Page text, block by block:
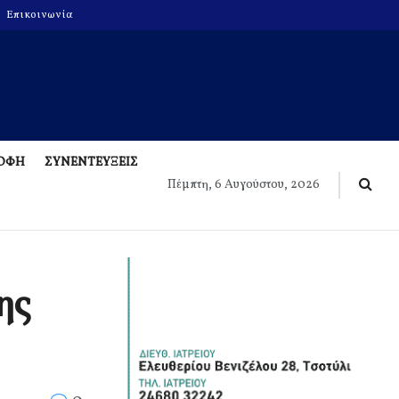
Επικοινωνία
ΣΥΝΕΝΤΕΥΞΕΙΣ
Πέμπτη, 6 Αυγούστου, 2026